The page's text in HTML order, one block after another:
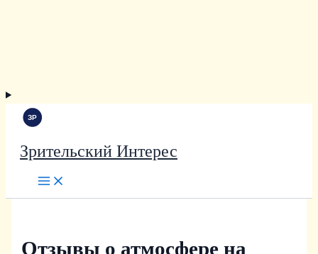
Зрительский Интерес
Отзывы о атмосфере на